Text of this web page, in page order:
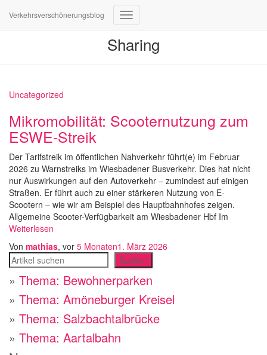
Verkehrsverschönerungsblog
Navigation
Sharing
Uncategorized
Mikromobilität: Scooternutzung zum
ESWE-Streik
Der Tarifstreik im öffentlichen Nahverkehr führt(e) im Februar
2026 zu Warnstreiks im Wiesbadener Busverkehr. Dies hat nicht
nur Auswirkungen auf den Autoverkehr – zumindest auf einigen
Straßen. Er führt auch zu einer stärkeren Nutzung von E-
Scootern – wie wir am Beispiel des Hauptbahnhofes zeigen.
Allgemeine Scooter-Verfügbarkeit am Wiesbadener Hbf Im
Weiterlesen
Von mathias, vor 5 Monaten1. März 2026
Suchen
Suchen
» Thema: Bewohnerparken
» Thema: Amöneburger Kreisel
» Thema: Salzbachtalbrücke
» Thema: Aartalbahn